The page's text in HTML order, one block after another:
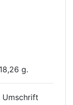
g.
Umschrift